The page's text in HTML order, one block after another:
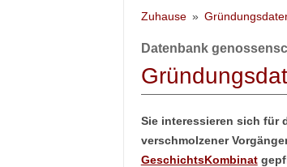
Zuhause
Datenbank
Sie interessieren sich für
verschmolzener
GeschichtsKombinat